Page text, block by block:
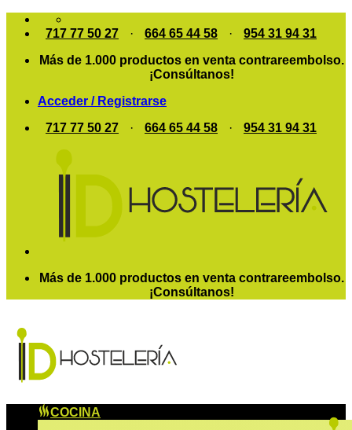
Saltar
717 77 50 27 · 664 65 44 58 ·
954 31 94 31
Más de 1.000 productos en venta contrareembolso.
¡Consúltanos!
Acceder / Registrarse
717 77 50 27
· 664 65 44 58 · 954 31 94 31
Más de 1.000 productos en venta contrareembolso.
¡Consúltanos!
COCINA